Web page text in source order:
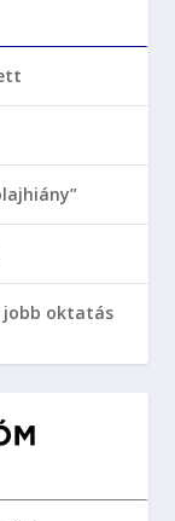
jobb oktatás